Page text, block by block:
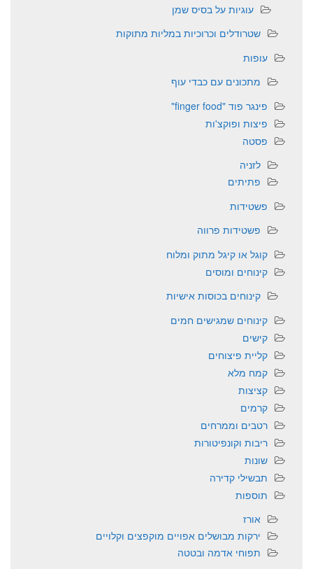
עוגיות על בסיס שמן
שטרודלים וכרוכיות במליות מתוקות
עופות
מתכונים עם כבדי עוף
פינגר פוד "finger food"
פיצות ופוקצ'ות
פסטה
לזניה
פתיתים
פשטידות
פשטידות פרווה
קוגל או קיגל מתוק ומלוח
קינוחים ומוסים
קינוחים בכוסות אישיות
קינוחים שמגישים חמים
קישים
קליית פיצוחים
קמח מלא
קציצות
קרמים
רטבים וממרחים
ריבות וקונפיטורות
שונות
תבשילי קדירה
תוספות
אורז
ירקות מבושלים אפויים מוקפצים וקלויים
תפוחי אדמה ובטטה